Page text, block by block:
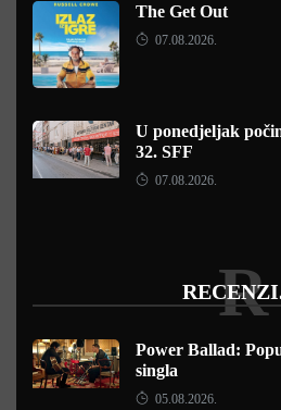
The Get Out
07.08.2026.
U ponedjeljak
32. SFF
07.08.2026.
R
Power Ballad:
singla
05.08.2026.